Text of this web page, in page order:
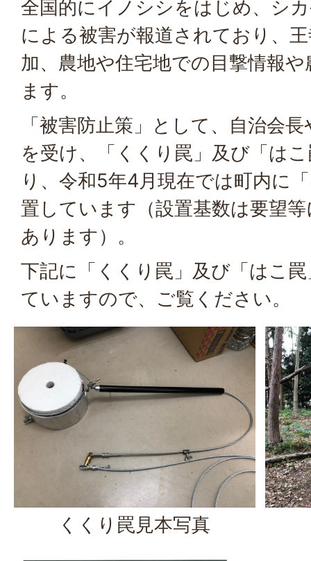
全国的にイノシシをはじめ、シ
による被害が報道されており、
加、農地や住宅地での目撃情報
ます。
「被害防止策」として、自治会
を受け、「くくり罠」及び「は
り、令和5年4月現在では町内に
置しています（設置基数は要望
あります）。
下記に「くくり罠」及び「はこ
ていますので、ご覧ください。
くくり罠見本写真